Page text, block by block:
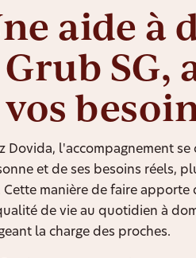
aide à
SG,
Dovida, l'accompagnement
et de ses besoins réels,
Cette manière de faire apporte
de vie au quotidien à
la charge des proches.